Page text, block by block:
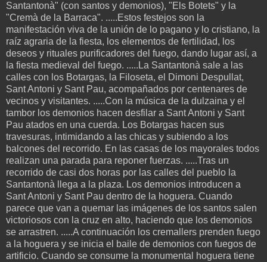
Santantonà" (con santos y demonios), "Els Botets" y la
"Cremà de la Barraca". .....Estos festejos son la
manifestación viva de la unión de lo pagano y lo cristiano, la
raíz agraria de la fiesta, los elementos de fertilidad, los
deseos y rituales purificadores del fuego, dando lugar así, a
la fiesta medieval del fuego. .....La Santantonà sale a las
calles con los Botargas, la Filoseta, el Dimoni Despullat,
Sant Antoni y Sant Pau, acompañados por centenares de
vecinos y visitantes. .....Con la música de la dulzaina y el
tambor los demonios hacen desfilar a Sant Antoni y Sant
Pau atados en una cuerda. Los Botargas hacen sus
travesuras, intimidando a las chicas y subiendo a los
balcones del recorrido. En las casas de los mayorales todos
realizan una parada para reponer fuerzas. .....Tras un
recorrido de casi dos horas por las calles del pueblo la
Santantonà llega a la plaza. Los demonios introducen a
Sant Antoni y Sant Pau dentro de la hoguera. Cuando
parece que van a quemar las imágenes de los santos salen
victoriosos con la cruz en alto, haciendo que los demonios
se arrastren. .....A continuación los cremallers prenden fuego
a la hoguera y se inicia el baile de demonios con fuegos de
artificio. Cuando se consume la monumental hoguera tiene